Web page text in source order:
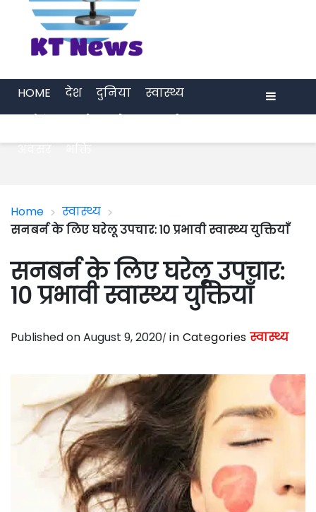
HOME देश दुनिया
स्वास्थ्य
अवसर
भक्ति
Home > स्वास्थ्य >
सनबर्न के लिए घरेलू उपचार: 10 प्रभावी स्वास्थ्य युक्तियाँ
सनबर्न के लिए घरेलू उपचार:
10 प्रभावी स्वास्थ्य युक्तियाँ
Published on August 9, 2020 in Categories स्वास्थ्य